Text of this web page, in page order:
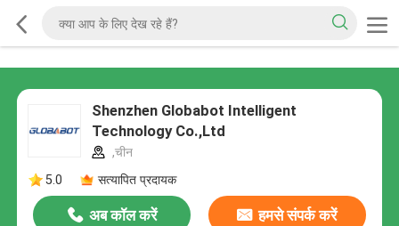
Shenzhen Globabot Intelligent
Technology Co.,Ltd
,चीन
5.0
सत्यापित प्रदायक
अब कॉल करें हमसे संपर्क करें